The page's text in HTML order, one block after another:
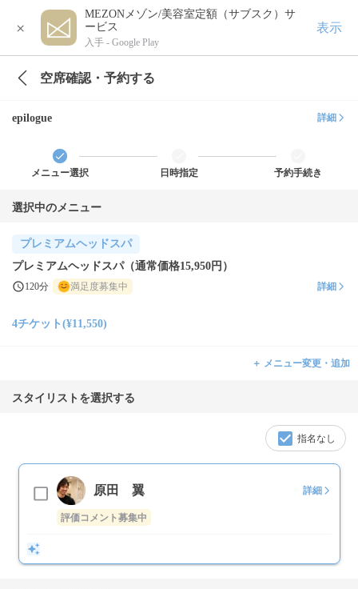
×
MEZONメゾン/美容室定額（サブスク）サ
ービス
入手 - Google Play
表示
空席確認・予約する
epilogue 詳細
メニュー選択 日時指定 予約手続き
選択中のメニュー
プレミアムヘッドスパ
プレミアムヘッドスパ（通常価格15,950円）
120分 満足度募集中 詳細
4チケット(¥11,550)
＋ メニュー変更・追加
スタイリストを選択する
指名なし
原田 翼 詳細
評価コメント募集中